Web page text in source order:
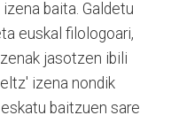
baita. Galdetu
euskal filologoari,
jasotzen ibili
izena nondik
baitzuen sare